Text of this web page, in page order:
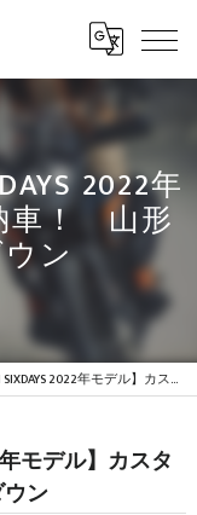
2022年
車！ 山形
ン
年モデル】カスタムご納車！ 山形県 K様 ローダウン
年モデル】カスタ
ン